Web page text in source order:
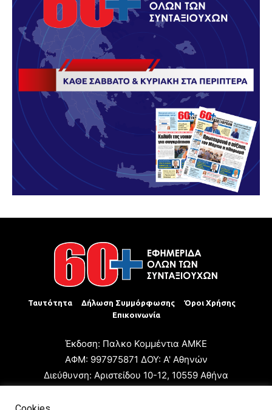
Ταυτότητα Δήλωση Συμμόρφωσης
Όροι Χρήσης
Επικοινωνία
Έκδοση: Παλκο Κομμέντια ΑΜΚΕ
ΑΦΜ: 997975871 ΔΟΥ: Α' Αθηνών
Διεύθυνση: Αριστείδου 10-12, 10559 Αθήνα